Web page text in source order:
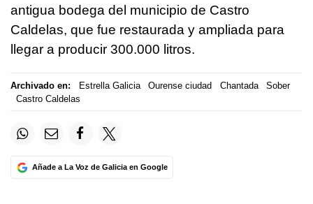
antigua bodega del municipio de Castro
Caldelas, que fue restaurada y ampliada para
llegar a producir 300.000 litros.
Archivado en: Estrella Galicia Ourense ciudad Chantada
Sober
Castro Caldelas
Añade a La Voz de Galicia en Google